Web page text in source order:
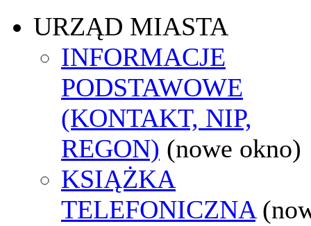
URZĄD MIASTA
INFORMACJE
PODSTAWOWE
(KONTAKT, NIP,
REGON) (nowe okno)
KSIĄŻKA
TELEFONICZNA